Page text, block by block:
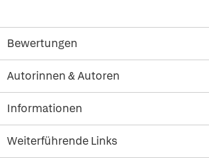
Bewertungen
Autorinnen & Autoren
Informationen
Weiterführende Links